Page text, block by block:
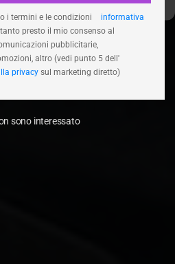
i termini e le condizioni
informativa
presto il mio consenso al
pubblicitarie,
altro (vedi punto 5 dell'
privacy sul marketing diretto)
sono interessato